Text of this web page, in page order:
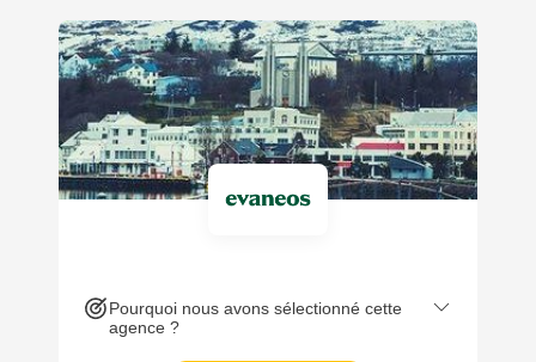
Pourquoi nous avons sélectionné cette
agence ?